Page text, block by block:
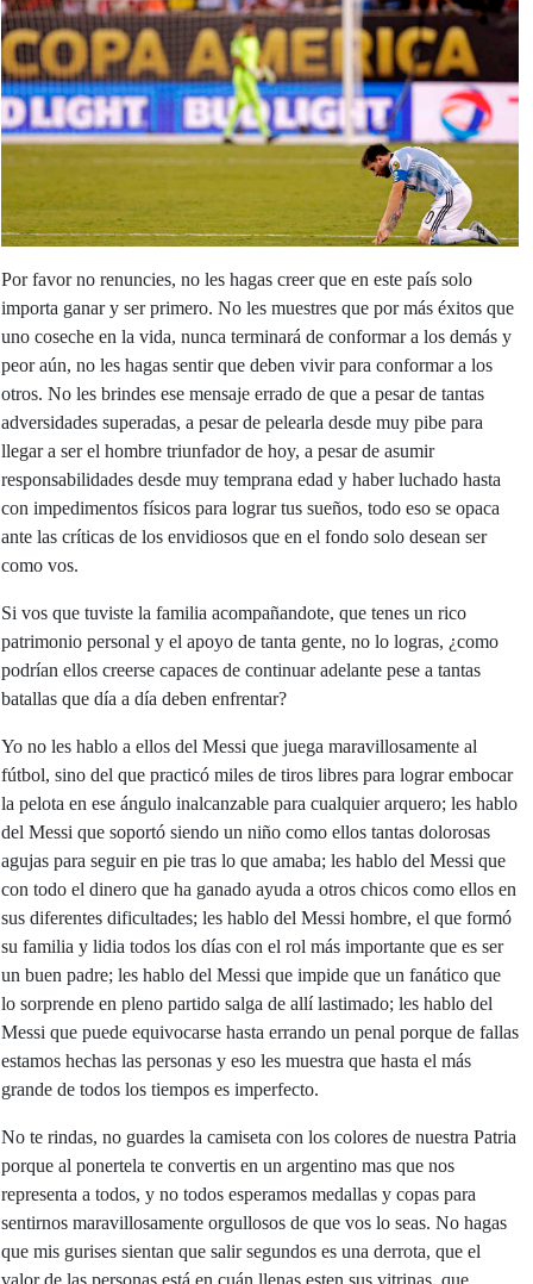
Por favor no renuncies, no les hagas creer que en este país solo
importa ganar y ser primero. No les muestres que por más éxitos que
uno coseche en la vida, nunca terminará de conformar a los demás y
peor aún, no les hagas sentir que deben vivir para conformar a los
otros. No les brindes ese mensaje errado de que a pesar de tantas
adversidades superadas, a pesar de pelearla desde muy pibe para
llegar a ser el hombre triunfador de hoy, a pesar de asumir
responsabilidades desde muy temprana edad y haber luchado hasta
con impedimentos físicos para lograr tus sueños, todo eso se opaca
ante las críticas de los envidiosos que en el fondo solo desean ser
como vos.
Si vos que tuviste la familia acompañandote, que tenes un rico
patrimonio personal y el apoyo de tanta gente, no lo logras, ¿como
podrían ellos creerse capaces de continuar adelante pese a tantas
batallas que día a día deben enfrentar?
Yo no les hablo a ellos del Messi que juega maravillosamente al
fútbol, sino del que practicó miles de tiros libres para lograr embocar
la pelota en ese ángulo inalcanzable para cualquier arquero; les hablo
del Messi que soportó siendo un niño como ellos tantas dolorosas
agujas para seguir en pie tras lo que amaba; les hablo del Messi que
con todo el dinero que ha ganado ayuda a otros chicos como ellos en
sus diferentes dificultades; les hablo del Messi hombre, el que formó
su familia y lidia todos los días con el rol más importante que es ser
un buen padre; les hablo del Messi que impide que un fanático que
lo sorprende en pleno partido salga de allí lastimado; les hablo del
Messi que puede equivocarse hasta errando un penal porque de fallas
estamos hechas las personas y eso les muestra que hasta el más
grande de todos los tiempos es imperfecto.
No te rindas, no guardes la camiseta con los colores de nuestra Patria
porque al ponertela te convertis en un argentino mas que nos
representa a todos, y no todos esperamos medallas y copas para
sentirnos maravillosamente orgullosos de que vos lo seas. No hagas
que mis gurises sientan que salir segundos es una derrota, que el